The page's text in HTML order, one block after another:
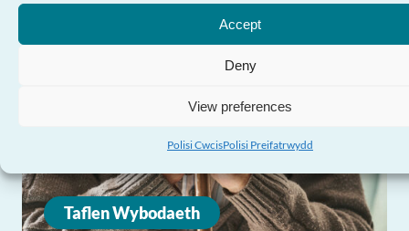
Accept
Deny
View preferences
Polisi CwcisPolisi Preifatrwydd
Taflen Wybodaeth